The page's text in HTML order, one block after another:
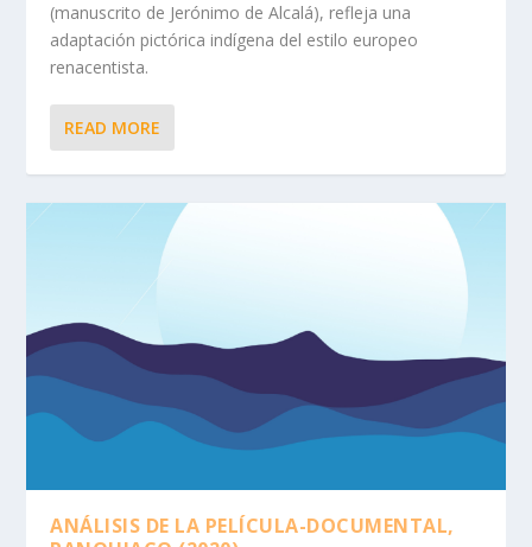
(manuscrito de Jerónimo de Alcalá), refleja una
adaptación pictórica indígena del estilo europeo
renacentista.
READ MORE
ANÁLISIS DE LA PELÍCULA-DOCUMENTAL,